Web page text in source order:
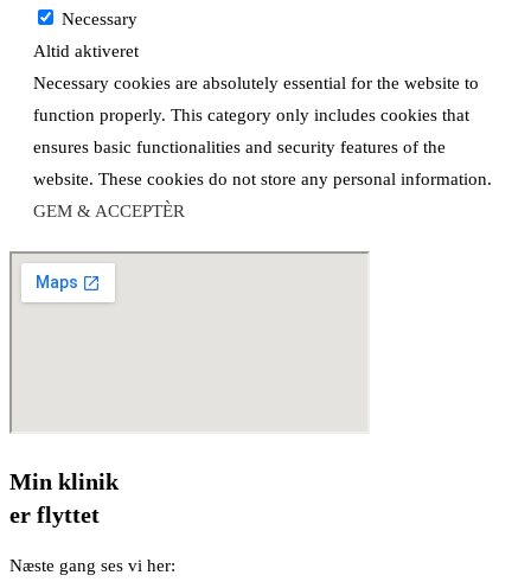
Necessary
Altid aktiveret
Necessary cookies are absolutely essential for the website to
function properly. This category only includes cookies that
ensures basic functionalities and security features of the
website. These cookies do not store any personal information.
GEM & ACCEPTÈR
Min klinik
er flyttet
Næste gang ses vi her: